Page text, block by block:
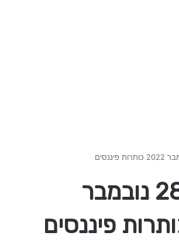
יום שני 28 נובמבר